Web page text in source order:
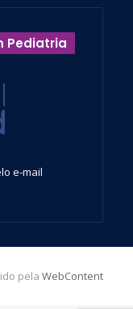
Pediatria
e-mail
pela WebContent